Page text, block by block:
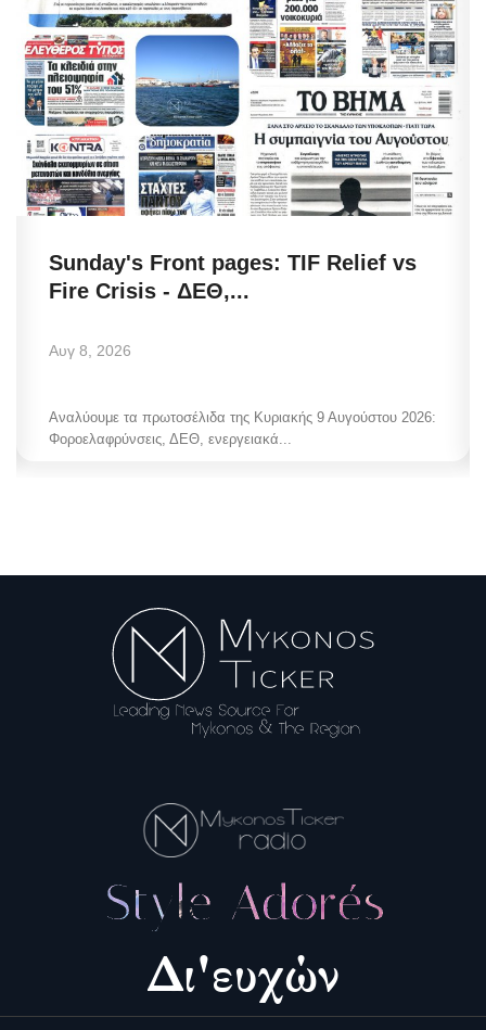
Sunday's Front pages: TIF Relief vs
Fire Crisis - ΔΕΘ,...
Αυγ 8, 2026
Αναλύουμε τα πρωτοσέλιδα της Κυριακής 9 Αυγούστου 2026:
Φοροελαφρύνσεις, ΔΕΘ, ενεργειακά...